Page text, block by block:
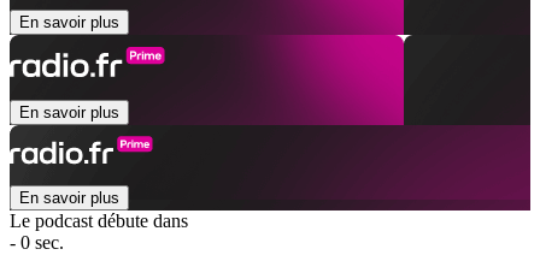
En savoir plus
En savoir plus
En savoir plus
Le podcast débute dans
- 0 sec.